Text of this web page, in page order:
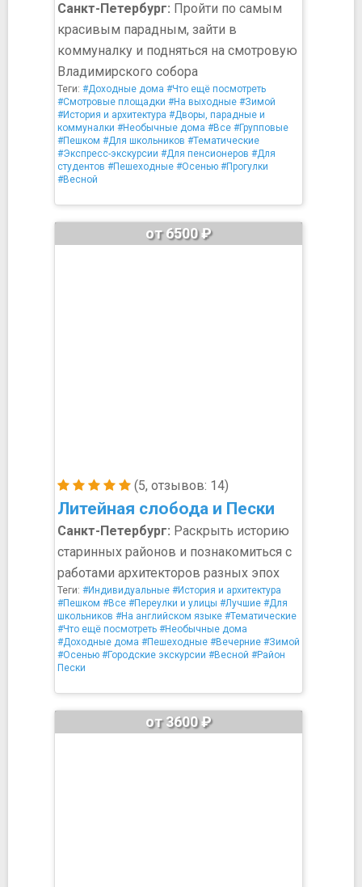
Санкт-Петербург: Пройти по самым
красивым парадным, зайти в
коммуналку и подняться на смотровую
Владимирского собора
Теги: #Доходные дома #Что ещё посмотреть
#Смотровые площадки #На выходные #Зимой
#История и архитектура #Дворы, парадные и
коммуналки #Необычные дома #Все #Групповые
#Пешком #Для школьников #Тематические
#Экспресс-экскурсии #Для пенсионеров #Для
студентов #Пешеходные #Осенью #Прогулки
#Весной
(5, отзывов: 14)
Литейная слобода и Пески
от 6500 ₽
Санкт-Петербург: Раскрыть историю
старинных районов и познакомиться с
работами архитекторов разных эпох
Теги: #Индивидуальные #История и архитектура
#Пешком #Все #Переулки и улицы #Лучшие #Для
школьников #На английском языке #Тематические
#Что ещё посмотреть #Необычные дома
#Доходные дома #Пешеходные #Вечерние #Зимой
#Осенью #Городские экскурсии #Весной #Район
Пески
от 3600 ₽